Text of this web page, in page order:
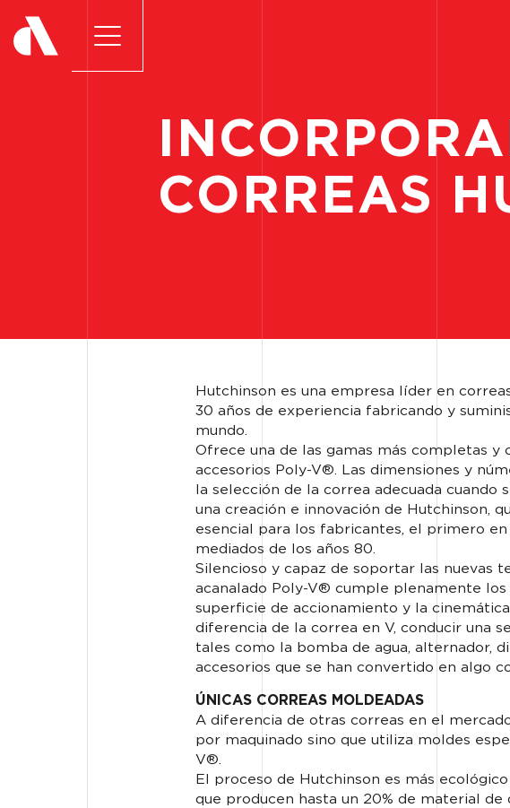
CORREAS
Hutchinson es una empresa líder en
30 años de experiencia fabricando y
mundo.
Ofrece una de las gamas más completas
accesorios Poly-V®. Las dimensiones y
la selección de la correa adecuada
una creación e innovación de Hutchinson,
esencial para los fabricantes, el primero
mediados de los años 80.
Silencioso y capaz de soportar las nuevas
acanalado Poly-V® cumple plenamente
superficie de accionamiento y la
diferencia de la correa en V, conducir una
tales como la bomba de agua, alternador,
accesorios que se han convertido en algo
ÚNICAS CORREAS MOLDEADAS
A diferencia de otras correas en el
por maquinado sino que utiliza moldes
V®.
El proceso de Hutchinson es más
que producen hasta un 20% de material